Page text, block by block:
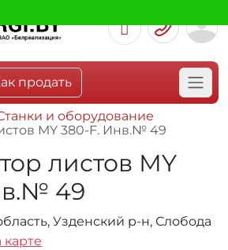
продать
и оборудование
МY 380-F. Инв.№ 49
листов МY
49
Узденский р-н, Слобода
карте